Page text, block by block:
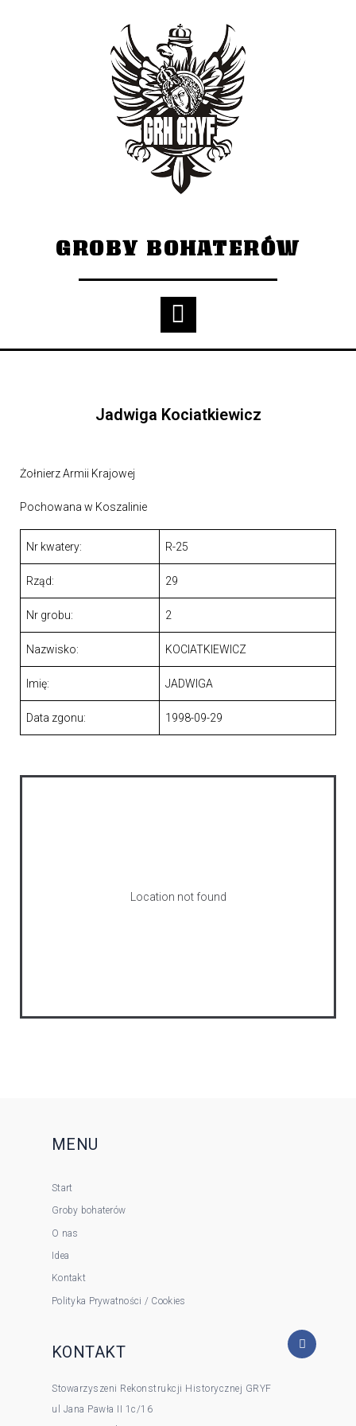
GROBY BOHATERÓW
Jadwiga Kociatkiewicz
Żołnierz Armii Krajowej
Pochowana w Koszalinie
Nr kwatery: R-25
Rząd: 29
Nr grobu: 2
Nazwisko: KOCIATKIEWICZ
Imię: JADWIGA
Data zgonu: 1998-09-29
Location not found
MENU
Start
Groby bohaterów
O nas
Idea
Kontakt
Polityka Prywatności / Cookies
KONTAKT
Stowarzyszeni Rekonstrukcji Historycznej GRYF
ul Jana Pawła II 1c/16